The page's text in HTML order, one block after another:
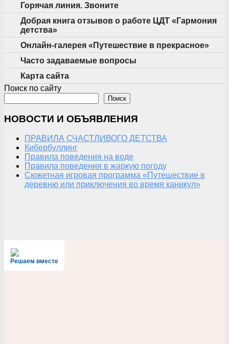
Горячая линия. Звоните
Добрая книга отзывов о работе ЦДТ «Гармония
детства»
Онлайн-галерея «Путешествие в прекрасное»
Часто задаваемые вопросы
Карта сайта
Поиск по сайту
Поиск
НОВОСТИ И ОБЪЯВЛЕНИЯ
ПРАВИЛА СЧАСТЛИВОГО ДЕТСТВА
Кибербуллинг
Правила поведения на воде
Правила поведения в жаркую погоду
Сюжетная игровая программа «Путешествие в
деревню или приключения во время каникул»
Решаем вместе